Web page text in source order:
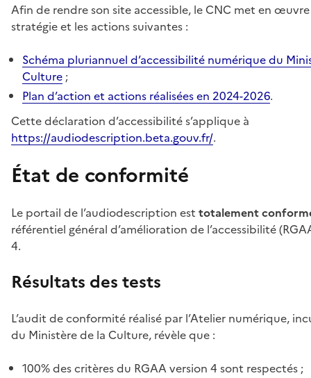
Afin de rendre son site accessible, le CNC met en
stratégie et les actions suivantes :
Schéma pluriannuel d’accessibilité numérique du
Culture ;
Plan d’action et actions réalisées en 2024-2026.
Cette déclaration d’accessibilité s’applique à
https://audiodescription.beta.gouv.fr/.
État de conformité
Le portail de l’audiodescription est totalement
référentiel général d’amélioration de l’accessibilité
4.
Résultats des tests
L’audit de conformité réalisé par l’Atelier numérique,
du Ministère de la Culture, révèle que :
100% des critères du RGAA version 4 sont respectés ;